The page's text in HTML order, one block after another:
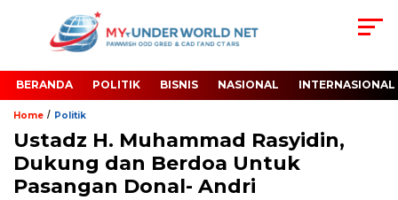
BERANDA POLITIK BISNIS NASIONAL INTERNASIONAL
Home / Politik
Ustadz H. Muhammad Rasyidin,
Dukung dan Berdoa Untuk
Pasangan Donal- Andri